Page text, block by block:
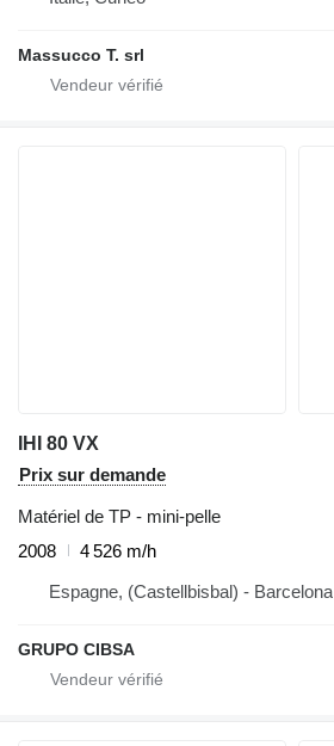
Massucco T. srl
IHI 80 VX
Prix sur demande
Matériel de TP - mini-pelle
2008
4 526 m/h
Espagne, (Castellbisbal) - Barcelona
GRUPO CIBSA